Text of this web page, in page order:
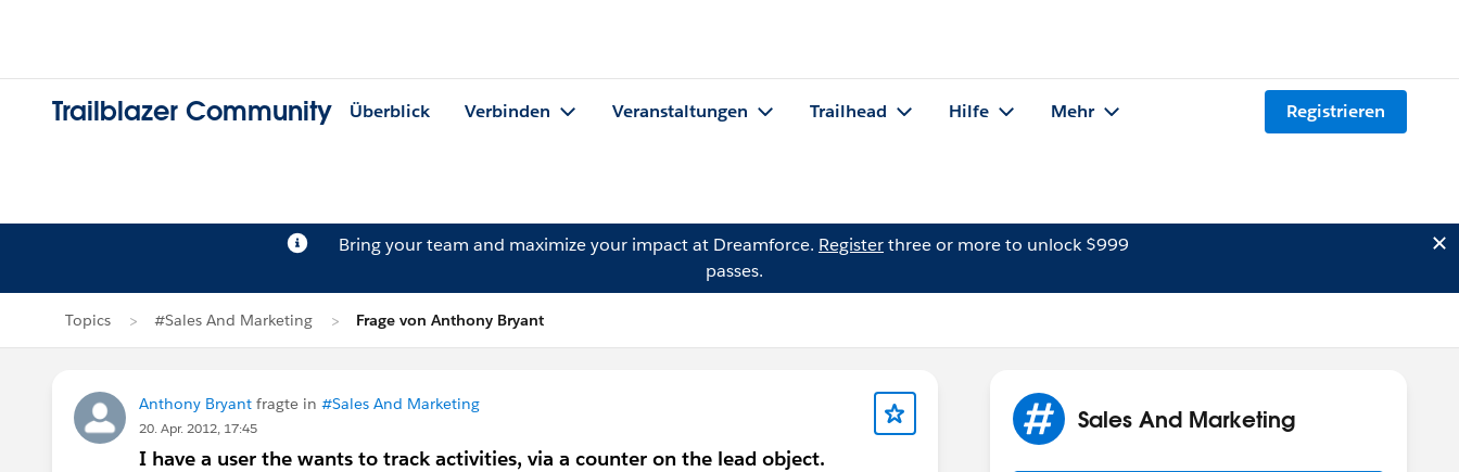
Trailblazer Community Überblick Verbinden Veranstaltungen Trailhead Hilfe Mehr Registrieren
Bring your team and maximize your impact at Dreamforce. Registerthree or more to unlock $999
passes.
Topics #Sales And Marketing Frage von Anthony Bryant
Anthony Bryant fragte in #Sales And Marketing
20. Apr. 2012, 17:45
I have a user the wants to track activities, via a counter on the lead object.
Sales And Marketing